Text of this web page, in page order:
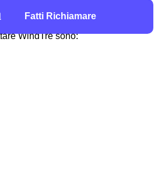
WindTre sono:
Fatti Richiamare